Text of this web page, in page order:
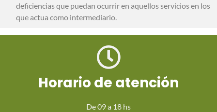
deficiencias que puedan ocurrir en aquellos servicios en los
que actua como intermediario.
Horario de atención
De 09 a 18 hs